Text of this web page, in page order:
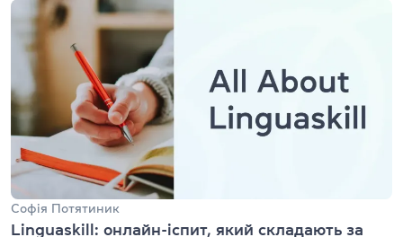
Софія Потятиник
Linguaskill: онлайн-іспит, який складають за